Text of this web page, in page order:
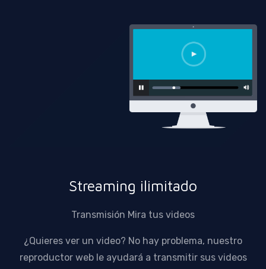
Streaming ilimitado
Transmisión Mira tus videos
¿Quieres ver un video? No hay problema, nuestro
reproductor web le ayudará a transmitir sus videos